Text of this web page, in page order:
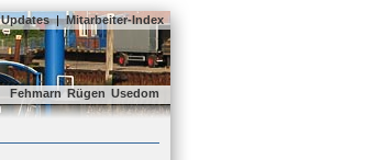
Updates | Mitarbeiter-Index
Fehmarn Rügen Usedom